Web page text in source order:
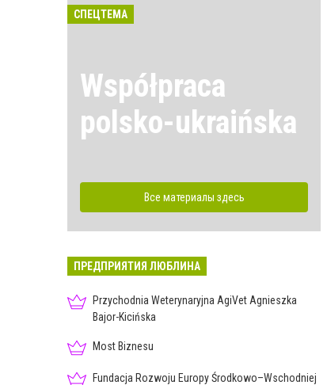
СПЕЦТЕМА
Współpraca
polsko-ukraińska
Все материалы здесь
ПРЕДПРИЯТИЯ ЛЮБЛИНА
Przychodnia Weterynaryjna AgiVet Agnieszka
Bajor-Kicińska
Most Biznesu
Fundacja Rozwoju Europy Środkowo–Wschodniej